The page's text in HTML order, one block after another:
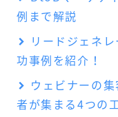
例まで解説
リードジェネ
功事例を紹介！
ウェビナーの
者が集まる4つの